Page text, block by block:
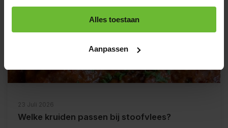
Alles toestaan
Aanpassen
23 Juli 2026
Welke kruiden passen bij stoofvlees?